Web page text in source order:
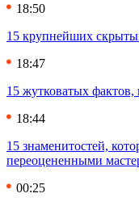
18:50
15 крупнейших
18:47
15 жутковатых
18:44
15 знаменитостей,
переоцененными
00:25